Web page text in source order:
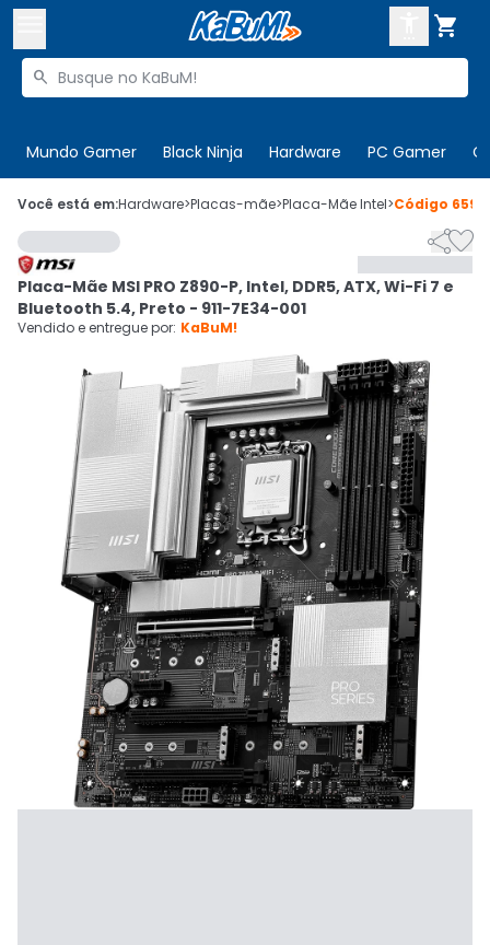

Buscar produtos

Mundo Gamer Black Ninja Hardware PC Gamer
 Olá. Acesse sua conta
 Departamentos
Cupons
Ativar tradutor em libras
CADASTRE-SE
Você está em:Hardware>Placas-mãe>Placa-Mãe Intel>Código

Placa-Mãe MSI PRO Z890-P, Intel, DDR5, ATX, Wi-Fi 7 e
Bluetooth 5.4, Preto - 911-7E34-001
Vendido e entregue por: KaBuM!